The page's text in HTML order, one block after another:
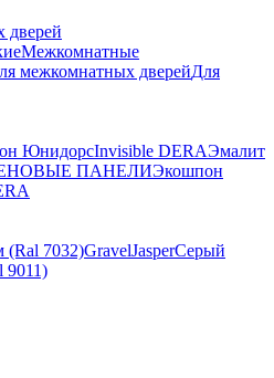
дверей
Межкомнатные
межкомнатных дверейДля
ЮнидорсInvisible DERAЭмалит
ПАНЕЛИЭкошпон
(Ral 7032)GravelJasperСерый
9011)